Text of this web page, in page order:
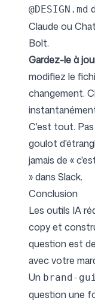
@DESIGN.md
Claude ou
Bolt.
Gardez-le à
modifiez le
changement.
C'est tout. Pas
goulot
jamais de «
» dans Slack.
Conclusion
Les outils IA
copy et
question est
avec votre
Un brand-
question une